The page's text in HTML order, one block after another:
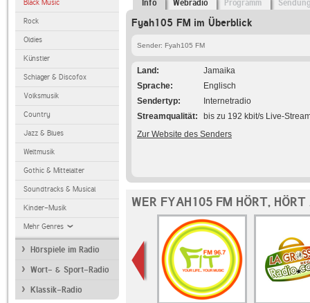
Black Music
Rock
Oldies
Künstler
Schlager & Discofox
Volksmusik
Country
Jazz & Blues
Weltmusik
Gothic & Mittelalter
Soundtracks & Musical
Kinder-Musik
Mehr Genres
Hörspiele im Radio
Wort- & Sport-Radio
Klassik-Radio
Info Webradio Programm
Fyah105 FM im Überblick
Sender: Fyah105 FM
Land
Jamaika
Sprache
Englisch
Sendertyp
Internetradio
Streamqualität
bis zu 192 kbit/s Live-
Zur Website des Senders
WER FYAH105 FM HÖRT, HÖRT